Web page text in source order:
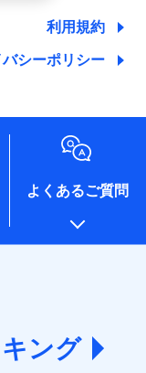
社の保険その他に
それらに付帯、関
を行うため
は、保険会社
会社
利用規約
バシーポリシー
よくあるご質問
ング